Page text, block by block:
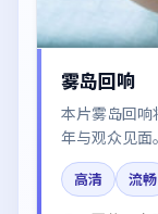
雾岛回响
本片雾岛回
年与观众见面
凡的台词节
色调摄影。
高清
流畅